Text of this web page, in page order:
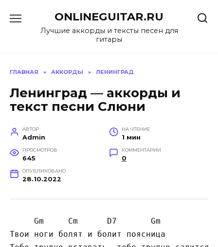
содержанию
ONLINEGUITAR.RU
Лучшие аккорды и тексты песен для
гитары
ГЛАВНАЯ » АККОРДЫ » ЛЕНИНГРАД
Ленинград — аккорды и
текст песни Слюни
АВТОР
Admin
НА ЧТЕНИЕ
1 мин
ПРОСМОТРОВ
645
КОММЕНТАРИИ
0
ОПУБЛИКОВАНО
28.10.2022
     Gm     Cm      D7       Gm
Твои ноги болят и болит поясница